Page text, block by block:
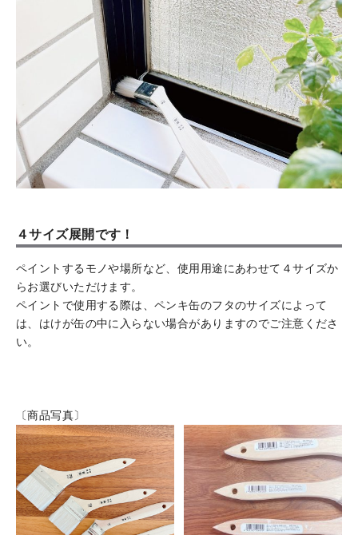
４サイズ展開です！
ペイントするモノや場所など、使用用途にあわせて４サイズか
らお選びいただけます。
ペイントで使用する際は、ペンキ缶のフタのサイズによって
は、はけが缶の中に入らない場合がありますのでご注意くださ
い。
〔商品写真〕